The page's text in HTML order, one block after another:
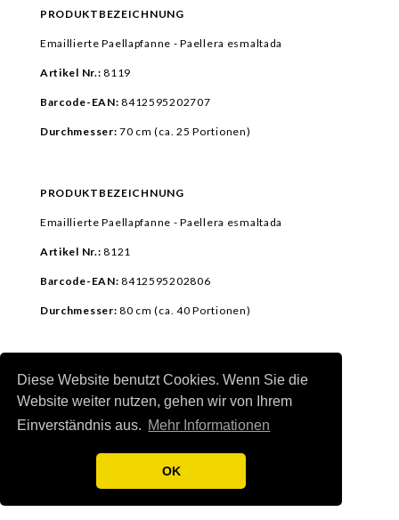
Diese Website benutzt Cookies. Wenn Sie die
Website weiter nutzen, gehen wir von Ihrem
Einverständnis aus. Mehr Informationen
OK
PRODUKTBEZEICHNUNG
Emaillierte Paellapfanne - Paellera esmaltada
Artikel Nr.:8119
Barcode-EAN: 8412595202707
Durchmesser: 70 cm (ca.25 Portionen)
PRODUKTBEZEICHNUNG
Emaillierte Paellapfanne - Paellera esmaltada
Artikel Nr.:8121
Barcode-EAN: 8412595202806
Durchmesser: 80 cm (ca. 40 Portionen)
PRODUKTBEZEICHNUNG
Emaillierte Paellapfanne - Paellera esmaltada
Artikel Nr.:8124
Barcode-EAN:
Durchmesser:90 cm (ca.50 Portionen)